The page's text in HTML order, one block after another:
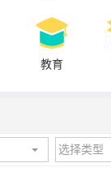
教育
选择类型